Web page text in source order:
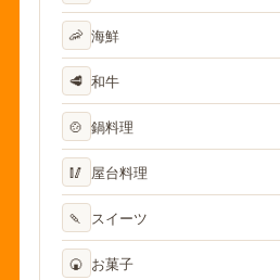
🦐 海鮮
🥩 和牛
🍲 鍋料理
🥢 屋台料理
🍡 スイーツ
🍘 お菓子